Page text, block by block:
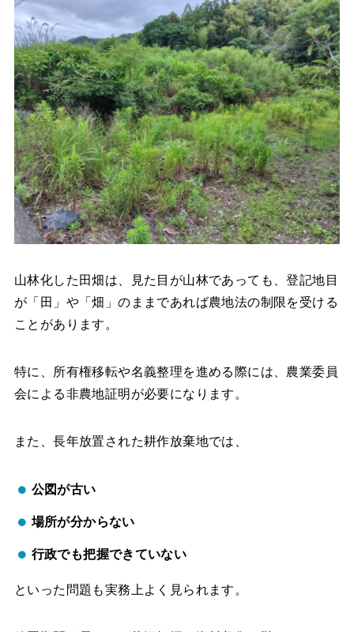
山林化した田畑は、見た目が山林であっても、登記地目
が「田」や「畑」のままであれば農地法の制限を受ける
ことがあります。
特に、所有権移転や名義整理を進める際には、農業委員
会による非農地証明が必要になります。
また、長年放置された耕作放棄地では、
公図が古い
場所が分からない
行政でも把握できていない
といった問題も実務上よく見られます。